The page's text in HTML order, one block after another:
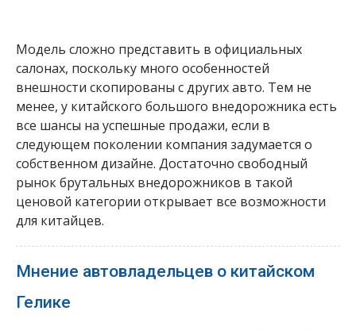
Модель сложно представить в официальных
салонах, поскольку много особенностей
внешности скопированы с других авто. Тем не
менее, у китайского большого внедорожника есть
все шансы на успешные продажи, если в
следующем поколении компания задумается о
собственном дизайне. Достаточно свободный
рынок брутальных внедорожников в такой
ценовой категории открывает все возможности
для китайцев.
Мнение автовладельцев о китайском
Гелике